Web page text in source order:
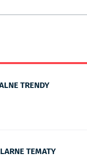
TRENDY
TEMATY